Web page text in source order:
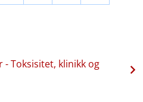
- Toksisitet, klinikk og